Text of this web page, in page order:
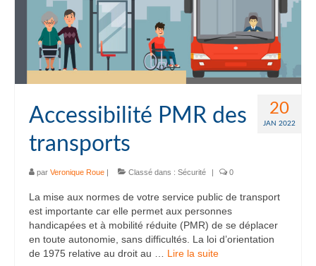
20
JAN 2022
Accessibilité PMR des
transports
par Veronique Roue | Classé dans : Sécurité | 0
La mise aux normes de votre service public de transport
est importante car elle permet aux personnes
handicapées et à mobilité réduite (PMR) de se déplacer
en toute autonomie, sans difficultés. La loi d’orientation
de 1975 relative au droit au … Lire la suite­­